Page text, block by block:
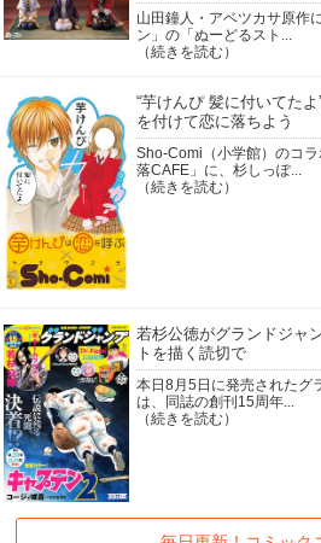
山田鐘人・アベツカサ原作
ン」の「ぬーどるスト...
（続きを読む）
“芋けんぴ 髪に付いてた
を付けて恋に落ちよう
Sho-Comi（小学館）のコ
落CAFE」に、杉しっぽ...
（続きを読む）
若杉公徳がグランドジャ
トを描く読切で
本日8月5日に発売されたグ
は、同誌の創刊15周年...
（続きを読む）